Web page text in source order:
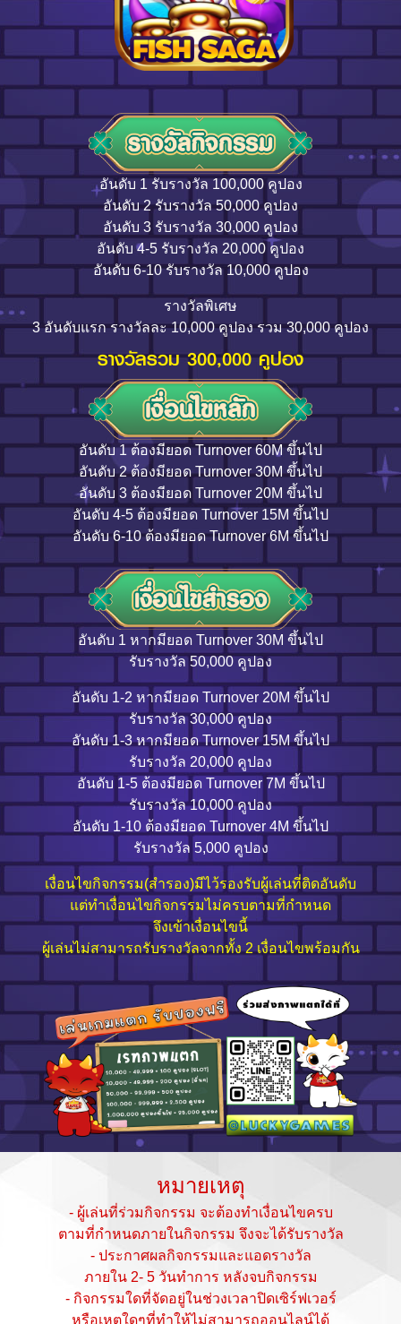
อันดับ 1 รับรางวัล 100,000 คูปอง
อันดับ 2 รับรางวัล 50,000 คูปอง
อันดับ 3 รับรางวัล 30,000 คูปอง
อันดับ 4-5 รับรางวัล 20,000 คูปอง
อันดับ 6-10 รับรางวัล 10,000 คูปอง
รางวัลพิเศษ
3 อันดับแรก รางวัลละ 10,000 คูปอง รวม 30,000 คูปอง
รางวัลรวม 300,000 คูปอง
อันดับ 1 ต้องมียอด Turnover 60M ขึ้นไป
อันดับ 2 ต้องมียอด Turnover 30M ขึ้นไป
อันดับ 3 ต้องมียอด Turnover 20M ขึ้นไป
อันดับ 4-5 ต้องมียอด Turnover 15M ขึ้นไป
อันดับ 6-10 ต้องมียอด Turnover 6M ขึ้นไป
อันดับ 1 หากมียอด Turnover 30M ขึ้นไป
รับรางวัล 50,000 คูปอง
อันดับ 1-2 หากมียอด Turnover 20M ขึ้นไป
รับรางวัล 30,000 คูปอง
อันดับ 1-3 หากมียอด Turnover 15M ขึ้นไป
รับรางวัล 20,000 คูปอง
อันดับ 1-5 ต้องมียอด Turnover 7M ขึ้นไป
รับรางวัล 10,000 คูปอง
อันดับ 1-10 ต้องมียอด Turnover 4M ขึ้นไป
รับรางวัล 5,000 คูปอง
เงื่อนไขกิจกรรม(สำรอง)มีไว้รองรับผู้เล่นที่ติดอันดับ
แต่ทำเงื่อนไขกิจกรรมไม่ครบตามที่กำหนด
จึงเข้าเงื่อนไขนี้
ผู้เล่นไม่สามารถรับรางวัลจากทั้ง 2 เงื่อนไขพร้อมกัน
หมายเหตุ
- ผู้เล่นที่ร่วมกิจกรรม จะต้องทำเงื่อนไขครบ
ตามที่กำหนดภายในกิจกรรม จึงจะได้รับรางวัล
- ประกาศผลกิจกรรมและแอดรางวัล
ภายใน 2- 5 วันทำการ หลังจบกิจกรรม
- กิจกรรมใดที่จัดอยู่ในช่วงเวลาปิดเซิร์ฟเวอร์
หรือเหตุใดๆที่ทำให้ไม่สามารถออนไลน์ได้